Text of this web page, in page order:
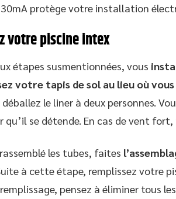
protège votre installation
votre piscine intex
étapes susmentionnées, vous
votre tapis de sol au lieu où
le liner à deux personnes.
qu’il se détende. En cas de vent
les tubes, faites
à cette étape, remplissez votre
pensez à éliminer tous